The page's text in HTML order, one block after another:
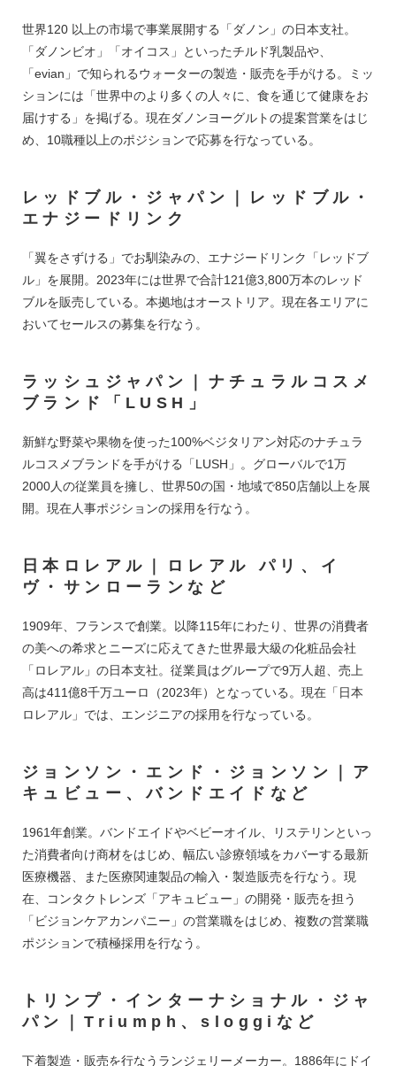
世界120 以上の市場で事業展開する「ダノン」の日本支社。
「ダノンビオ」「オイコス」といったチルド乳製品や、
「evian」で知られるウォーターの製造・販売を手がける。ミッ
ションには「世界中のより多くの人々に、食を通じて健康をお
届けする」を掲げる。現在ダノンヨーグルトの提案営業をはじ
め、10職種以上のポジションで応募を行なっている。
レッドブル・ジャパン｜レッドブル・
エナジードリンク
「翼をさずける」でお馴染みの、エナジードリンク「レッドブ
ル」を展開。2023年には世界で合計121億3,800万本のレッド
ブルを販売している。本拠地はオーストリア。現在各エリアに
おいてセールスの募集を行なう。
ラッシュジャパン｜ナチュラルコスメ
ブランド「LUSH」
新鮮な野菜や果物を使った100%ベジタリアン対応のナチュラ
ルコスメブランドを手がける「LUSH」。グローバルで1万
2000人の従業員を擁し、世界50の国・地域で850店舗以上を展
開。現在人事ポジションの採用を行なう。
日本ロレアル｜ロレアル パリ、イ
ヴ・サンローランなど
1909年、フランスで創業。以降115年にわたり、世界の消費者
の美への希求とニーズに応えてきた世界最大級の化粧品会社
「ロレアル」の日本支社。従業員はグループで9万人超、売上
高は411億8千万ユーロ（2023年）となっている。現在「日本
ロレアル」では、エンジニアの採用を行なっている。
ジョンソン・エンド・ジョンソン｜ア
キュビュー、バンドエイドなど
1961年創業。バンドエイドやベビーオイル、リステリンといっ
た消費者向け商材をはじめ、幅広い診療領域をカバーする最新
医療機器、また医療関連製品の輸入・製造販売を行なう。現
在、コンタクトレンズ「アキュビュー」の開発・販売を担う
「ビジョンケアカンパニー」の営業職をはじめ、複数の営業職
ポジションで積極採用を行なう。
トリンプ・インターナショナル・ジャ
パン｜Triumph、sloggiなど
下着製造・販売を行なうランジェリーメーカー。1886年にドイ